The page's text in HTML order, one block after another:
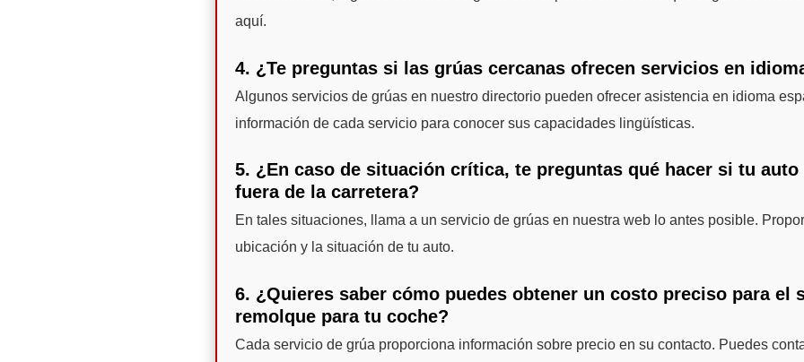
aquí.
4. ¿Te preguntas si las grúas cercanas ofrecen servicios en
Algunos servicios de grúas en nuestro directorio pueden ofrecer asistencia en idioma
información de cada servicio para conocer sus capacidades lingüísticas.
5. ¿En caso de situación crítica, te preguntas qué hacer si tu auto
fuera de la carretera?
En tales situaciones, llama a un servicio de grúas en nuestra web lo antes posible.
ubicación y la situación de tu auto.
6. ¿Quieres saber cómo puedes obtener un costo preciso para el
remolque para tu coche?
Cada servicio de grúa proporciona información sobre precio en su contacto. Puedes